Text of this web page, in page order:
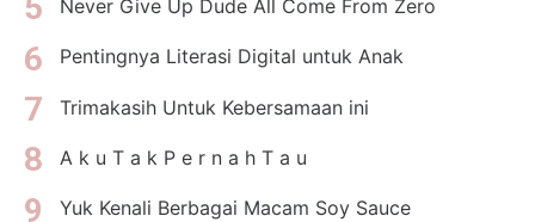
Never Give Up Dude All Come From Zero
Pentingnya Literasi Digital untuk Anak
Trimakasih Untuk Kebersamaan ini
A k u T a k P e r n a h T a u
Yuk Kenali Berbagai Macam Soy Sauce